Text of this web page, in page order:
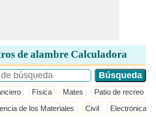
de alambre Calculadora
Física Mates Patio de recreo
de los Materiales Civil Electrónica